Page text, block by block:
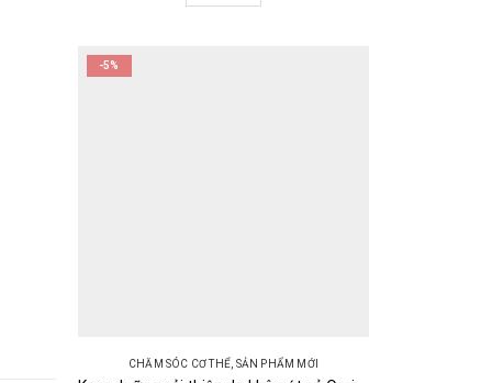
-5%
CHĂM SÓC CƠ THỂ, SẢN PHẨM MỚI